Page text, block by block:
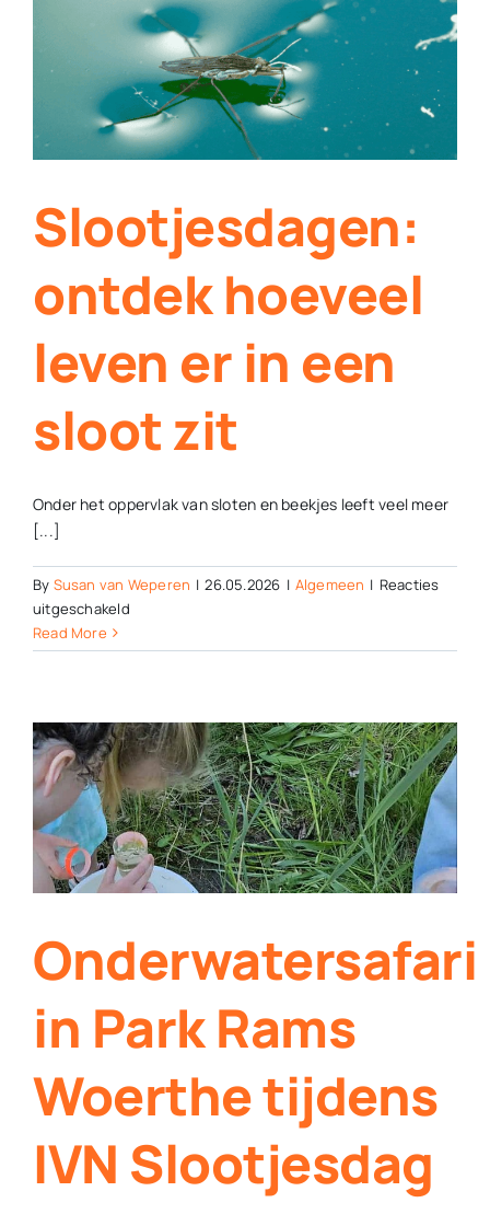
Plaats je eigen nieuws
Slootjesdagen:
ontdek hoeveel
leven er in een
sloot zit
Onder het oppervlak van sloten en beekjes leeft veel meer
[...]
By Susan van Weperen | 26.05.2026 | Algemeen | Reacties
uitgeschakeldvoor
ontdek
er
in
een
sloot
zit
Read More
Onderwatersafari
in Park Rams
Woerthe tijdens
IVN Slootjesdag